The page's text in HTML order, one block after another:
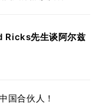
Ricks先生谈阿尔兹
国合伙人！